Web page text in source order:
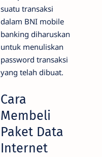
suatu transaksi
dalam BNI mobile
banking diharuskan
untuk menuliskan
password transaksi
yang telah dibuat.
Cara
Membeli
Paket Data
Internet